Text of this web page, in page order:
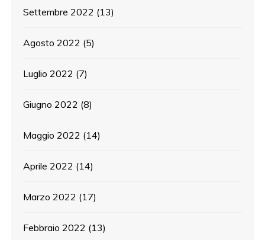
Settembre 2022 (13)
Agosto 2022 (5)
Luglio 2022 (7)
Giugno 2022 (8)
Maggio 2022 (14)
Aprile 2022 (14)
Marzo 2022 (17)
Febbraio 2022 (13)